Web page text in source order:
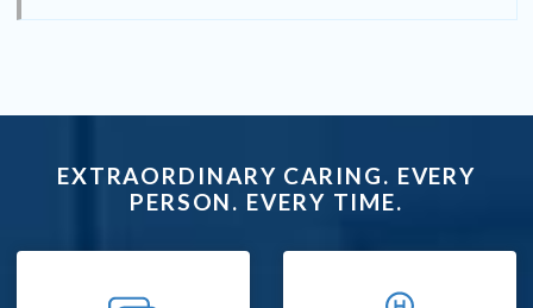
EXTRAORDINARY CARING. EVERY
PERSON. EVERY TIME.